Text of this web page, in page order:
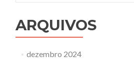
ARQUIVOS
dezembro 2024